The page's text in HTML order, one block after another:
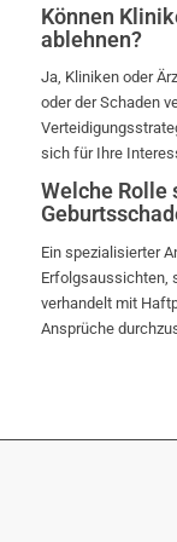
Können
ablehnen?
Ja, Kliniken oder
oder der Schaden
sich für Ihre
Welche Rolle
Ein spezialisierter
Erfolgsaussichten,
verhandelt mit
Ansprüche